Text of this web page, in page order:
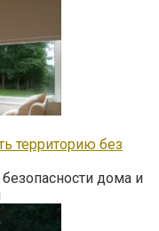
территорию без
дома и